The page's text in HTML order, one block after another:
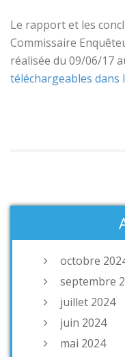
Le rapport et les
Commissaire
réalisée du 09/06/17
téléchargeables
octobre
septembre
juillet 2024
juin 2024
mai 2024